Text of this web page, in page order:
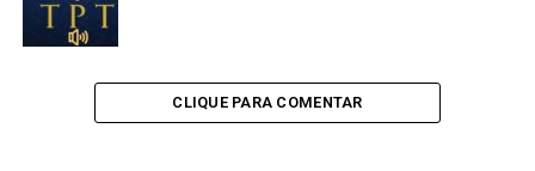
CLIQUE PARA COMENTAR